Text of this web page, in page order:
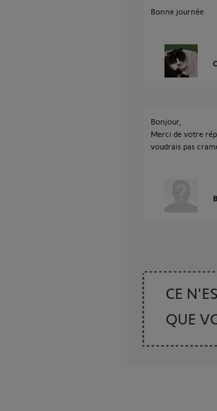
Bonne journée
Bonjour,
Merci de votre
voudrais pas
CE
QUE